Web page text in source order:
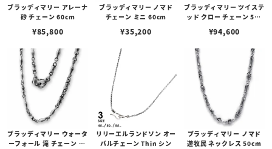
ブラッディマリー アレーナ
砂 チェーン 60cm
¥85,800
ブラッディマリー ノマド
チェーン ミニ 60cm
¥35,200
ブラッディマリー ツイステ
ッド クロー チェーン 50c
¥94,600
ブラッディマリー ウォータ
ーフォール 滝 チェーン 50
リリーエルランドソン オー
バルチェーン Thin シン
ブラッディマリー ノマド
遊牧民 ネックレス 50cm